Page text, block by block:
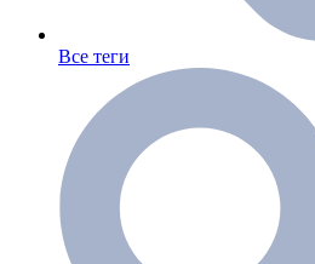
Все теги